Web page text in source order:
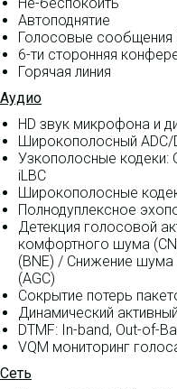
Автоподнятие
Голосовые сообщения
6-ти сторонняя
Горячая линия
Аудио
HD звук микрофона и
Широкополосный ADC/
Узкополосные кодеки:
iLBC
Широкополосные
Полнодуплексное
Детекция голосовой
комфортного шума
(BNE) / Снижение шума
(AGC)
Сокрытие потерь
Динамический
DTMF: In-band, Out-of-
VQM мониторинг
Сеть